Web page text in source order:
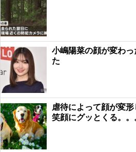
小嶋陽菜の顔が変わ
た
虐待によって顔が変
笑顔にグッとくる。。